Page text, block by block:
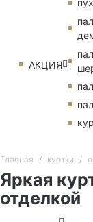
АКЦИЯ
Главная куртки
Яркая
отделкой